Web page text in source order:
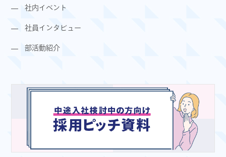
社内イベント
社員インタビュー
部活動紹介